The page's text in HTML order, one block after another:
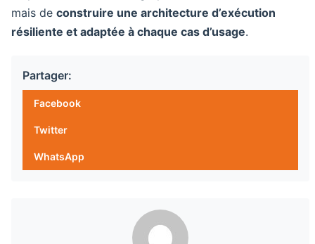
mais de construire une architecture d’exécution
résiliente et adaptée à chaque cas d’usage.
Partager:
Facebook
Twitter
WhatsApp